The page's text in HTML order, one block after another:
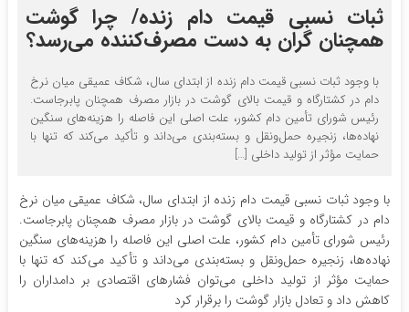
ثبات نسبی قیمت دام زنده/ چرا گوشت
همچنان گران به دست مصرف‌کننده می‌رسد؟
با وجود ثبات نسبی قیمت دام زنده از ابتدای سال، شکاف عمیقی میان نرخ
دام در کشتارگاه و قیمت بالای گوشت در بازار مصرف همچنان پابرجاست.
رئیس شورای تأمین دام کشور، علت اصلی این فاصله را هزینه‌های سنگین
نهاده‌ها، زنجیره حمل‌ونقل و بسته‌بندی می‌داند و تأکید می‌کند که تنها با
حمایت مؤثر از تولید داخلی […]
با وجود ثبات نسبی قیمت دام زنده از ابتدای سال، شکاف عمیقی میان نرخ
دام در کشتارگاه و قیمت بالای گوشت در بازار مصرف همچنان پابرجاست.
رئیس شورای تأمین دام کشور، علت اصلی این فاصله را هزینه‌های سنگین
نهاده‌ها، زنجیره حمل‌ونقل و بسته‌بندی می‌داند و تأکید می‌کند که تنها با
حمایت مؤثر از تولید داخلی می‌توان فشارهای اقتصادی بر دامداران را
کاهش داد و تعادل بازار گوشت را برقرار کرد